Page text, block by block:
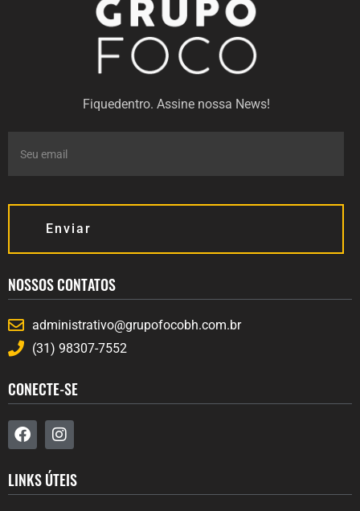
Fiquedentro. Assine nossa News!
Enviar
NOSSOS CONTATOS
administrativo@grupofocobh.com.br
(31) 98307-7552
CONECTE-SE
LINKS ÚTEIS